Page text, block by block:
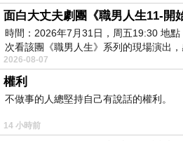
面白大丈夫劇團《職男人生11-開
時間：2026年7月31日，周五19:30 地
次看該團《職男人生》系列的現場演出
2026-08-07
權利
不做事的人總堅持自己有說話的權利。
14 小時前